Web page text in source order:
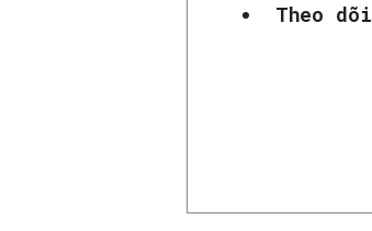
Theo dõi